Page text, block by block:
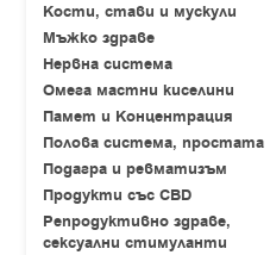
Кости, стави и мускули
Мъжко здраве
Нервна система
Омега мастни киселини
Памет и Концентрация
Полова система, простата
Подагра и ревматизъм
Продукти със CBD
Репродуктивно здраве,
сексуални стимуланти